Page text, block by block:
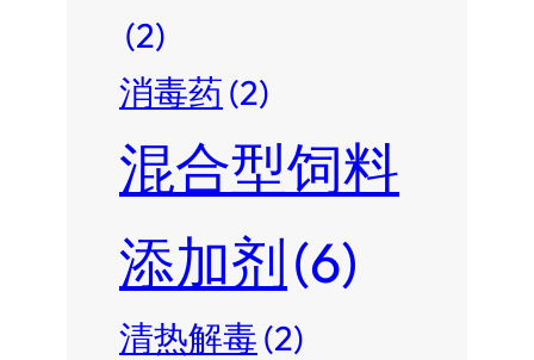
(2)
消毒药(2)
混合型饲料
添加剂(6)
清热解毒(2)